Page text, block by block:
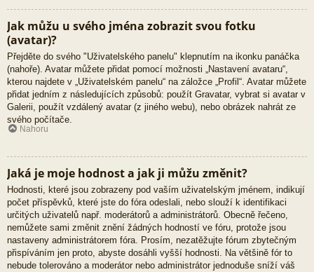
Jak můžu u svého jména zobrazit svou fotku
(avatar)?
Přejděte do svého "Uživatelského panelu" klepnutím na ikonku panáčka
(nahoře). Avatar můžete přidat pomocí možnosti „Nastavení avataru“,
kterou najdete v „Uživatelském panelu“ na záložce „Profil“. Avatar můžete
přidat jedním z následujících způsobů: použít Gravatar, vybrat si avatar v
Galerii, použít vzdálený avatar (z jiného webu), nebo obrázek nahrát ze
svého počítače.
Nahoru
Jaká je moje hodnost a jak ji můžu změnit?
Hodnosti, které jsou zobrazeny pod vaším uživatelským jménem, indikují
počet příspěvků, které jste do fóra odeslali, nebo slouží k identifikaci
určitých uživatelů např. moderátorů a administrátorů. Obecně řečeno,
nemůžete sami změnit znění žádných hodností ve fóru, protože jsou
nastaveny administrátorem fóra. Prosím, nezatěžujte fórum zbytečným
přispíváním jen proto, abyste dosáhli vyšší hodnosti. Na většině fór to
nebude tolerováno a moderátor nebo administrátor jednoduše sníží váš